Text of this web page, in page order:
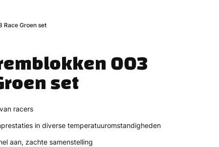
Race Groen set
003
set
racers
in diverse temperatuuromstandigheden
aan, zachte samenstelling